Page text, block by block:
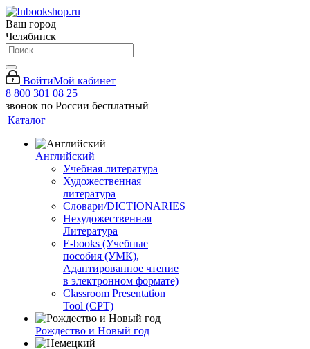
Ваш город
Челябинск
ВойтиМой кабинет
8 800 301 08 25
звонок по России бесплатный
Каталог
Английский
Учебная литература
Художественная
литература
Словари/DICTIONARIES
Нехудожественная
Литература
E-books (Учебные
пособия (УМК),
Адаптированное чтение
в электронном формате)
Classroom Presentation
Tool (CPT)
Рождество и Новый год